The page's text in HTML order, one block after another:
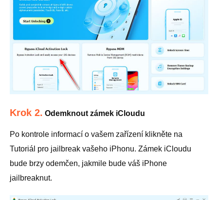
Krok 2. Odemknout zámek iCloudu
Po kontrole informací o vašem zařízení klikněte na
Tutoriál pro jailbreak vašeho iPhonu. Zámek iCloudu
bude brzy odemčen, jakmile bude váš iPhone
jailbreaknut.